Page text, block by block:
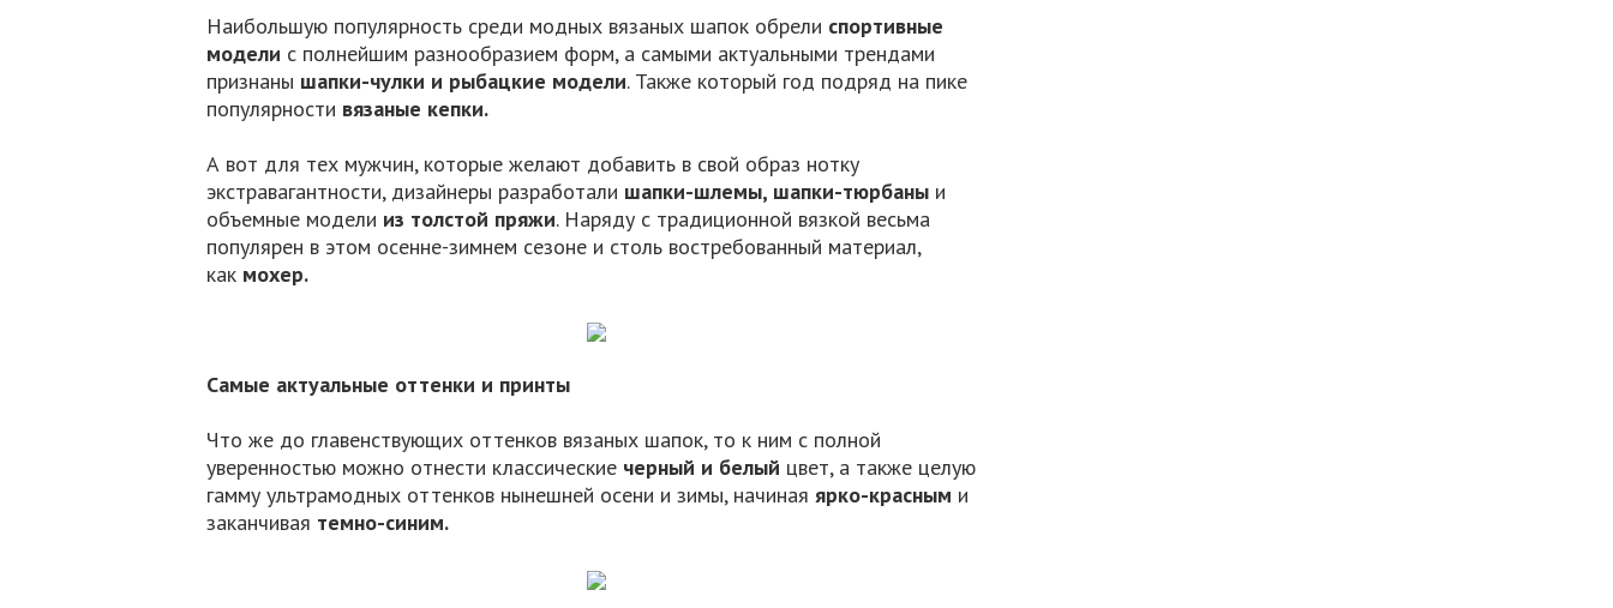
Наибольшую популярность среди модных вязаных шапок обрели спортивные
модели с полнейшим разнообразием форм, а самыми актуальными трендами
признаны шапки-чулки и рыбацкие модели. Также который год подряд на пике
популярности вязаные кепки.
А вот для тех мужчин, которые желают добавить в свой образ нотку
экстравагантности, дизайнеры разработали шапки-шлемы, шапки-тюрбаны и
объемные модели из толстой пряжи. Наряду с традиционной вязкой весьма
популярен в этом осенне-зимнем сезоне и столь востребованный материал,
как мохер.
Самые актуальные оттенки и принты
Что же до главенствующих оттенков вязаных шапок, то к ним с полной
уверенностью можно отнести классические черный и белый цвет, а также целую
гамму ультрамодных оттенков нынешней осени и зимы, начиная ярко-красным и
заканчивая темно-синим.